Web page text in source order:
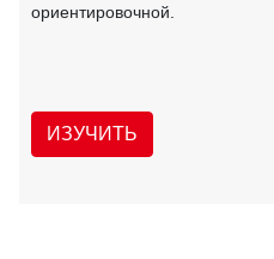
ориентировочной.
ИЗУЧИТЬ